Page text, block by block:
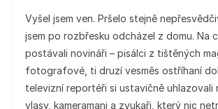
Vyšel jsem ven. Pršelo stejně
jsem po rozbřesku odcházel z domu. Na
postávali novináři – pisálci z tištěných
fotografové, ti druzí vesměs ostříhaní
televizní reportéři si ustavičně uhlazovali
vlasy, kameramani a zvukaři, který nic